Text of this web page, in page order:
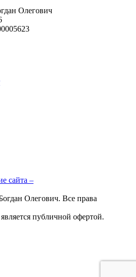
Олегович
сайта –
Олегович. Все права
публичной офертой.